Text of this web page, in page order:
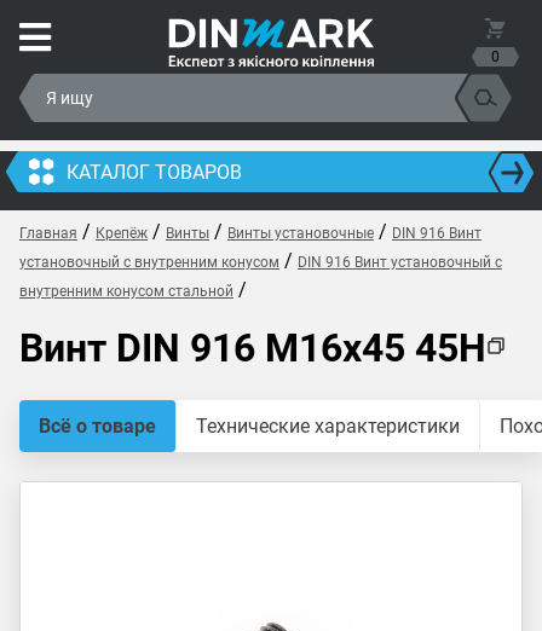
0
КАТАЛОГ ТОВАРОВ
Главная / Крепёж / Винты / Винты установочные / DIN 916 Винт
установочный с внутренним конусом / DIN 916 Винт установочный с
внутренним конусом стальной /
Винт DIN 916 M16x45 45H
Всё о товаре Технические характеристики